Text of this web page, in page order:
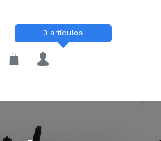
0 artículos